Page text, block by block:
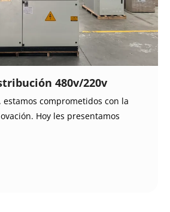
480v/220v
estamos comprometidos con la
Hoy les presentamos